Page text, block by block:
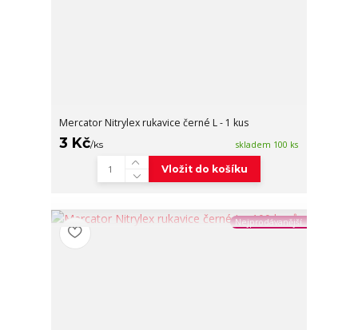
Mercator Nitrylex rukavice černé L - 1 kus
3 Kč/ks skladem 100 ks
Vložit do košíku
Nejprodávanější